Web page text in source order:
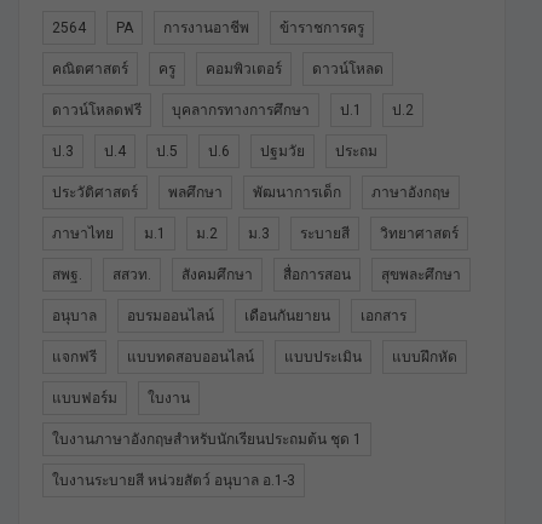
2564 PA การงานอาชีพ ข้าราชการครู
คณิตศาสตร์ ครู คอมพิวเตอร์ ดาวน์โหลด
ดาวน์โหลดฟรี บุคลากรทางการศึกษา ป.1 ป.2
ป.3 ป.4 ป.5 ป.6 ปฐมวัย ประถม
ประวัติศาสตร์ พลศึกษา พัฒนาการเด็ก ภาษาอังกฤษ
ภาษาไทย ม.1 ม.2 ม.3 ระบายสี วิทยาศาสตร์
สพฐ. สสวท. สังคมศึกษา สื่อการสอน สุขพละศึกษา
อนุบาล อบรมออนไลน์ เดือนกันยายน เอกสาร
แจกฟรี แบบทดสอบออนไลน์ แบบประเมิน แบบฝึกหัด
แบบฟอร์ม ใบงาน
ใบงานภาษาอังกฤษสำหรับนักเรียนประถมต้น ชุด 1
ใบงานระบายสี หน่วยสัตว์ อนุบาล อ.1-3